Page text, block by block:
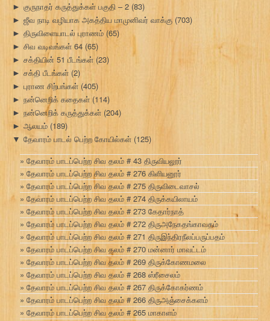
► குருநாதர் கருத்துக்கள் பகுதி – 2 (83)
► ஜீவ நாடி வழியாக அகத்திய மாமுனிவர் வாக்கு (703)
► திருவிளையாடல் புராணம் (65)
► சிவ வடிவங்கள் 64 (65)
► சக்தியின் 51 பீடங்கள் (23)
► சக்தி பீடங்கள் (2)
► புராண சிற்பங்கள் (405)
► நன்னெறிக் கதைகள் (114)
► நன்னெறிக் கருத்துக்கள் (204)
► ஆலயம் (189)
▼ தேவாரம் பாடல் பெற்ற கோயில்கள் (125)
தேவாரம் பாடப்பெற்ற சிவ தலம் # 43 திருவியலூர்
தேவாரம் பாடப்பெற்ற சிவ தலம் # 276 கிளியனூர்
தேவாரம் பாடப்பெற்ற சிவ தலம் # 275 திருவிடைவாசல்
தேவாரம் பாடப்பெற்ற சிவ தலம் # 274 திருக்கயிலாயம்
தேவாரம் பாடப்பெற்ற சிவ தலம் # 273 கேதார்நாத்
தேவாரம் பாடப்பெற்ற சிவ தலம் # 272 திருஅநேகதங்காவதம்
தேவாரம் பாடப்பெற்ற சிவ தலம் # 271 திருஇந்திரநீலப்பருப்பதம்
தேவாரம் பாடப்பெற்ற சிவ தலம் # 270 மன்னார் மாவட்டம்
தேவாரம் பாடப்பெற்ற சிவ தலம் # 269 திருக்கோணமலை
தேவாரம் பாடப்பெற்ற சிவ தலம் # 268 ஸ்ரீசைலம்
தேவாரம் பாடப்பெற்ற சிவ தலம் # 267 திருக்கோகர்ணம்
தேவாரம் பாடப்பெற்ற சிவ தலம் # 266 திருஅஞ்சைக்களம்
தேவாரம் பாடப்பெற்ற சிவ தலம் # 265 மாகாளம்